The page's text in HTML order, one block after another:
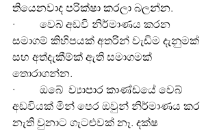
තියෙනවාද පරික්ෂා කරලා බලන්න.
·         වෙබ් අඩවි නිර්මාණය කරන
සමාගම් කිහිපයක් අතරින් වැඩිම දැනුමක්
සහ අත්දැකීම්ක් ඇති සමාගමක්
තොරාගන්න.
·         ඔබේ  ව්‍යාපාර කාණ්ඩයේ වෙබ්
අඩවියක් මින් පෙර ඔවුන් නිර්මාණය කර
නැති වුනාට ගැටළුවක් නෑ. දක්ෂ